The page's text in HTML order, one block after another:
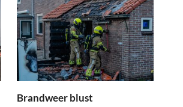
Brandweer blust